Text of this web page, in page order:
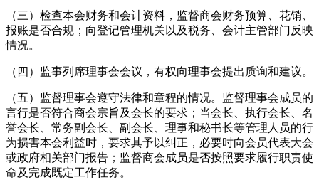
（三）检查本会财务和会计资料，监督商会财务预算、花销、
报账是否合规；向登记管理机关以及税务、会计主管部门反映
情况。
（四）监事列席理事会会议，有权向理事会提出质询和建议。
（五）监督理事会遵守法律和章程的情况。监督理事会成员的
言行是否符合商会宗旨及会长的要求；当会长、执行会长、名
誉会长、常务副会长、副会长、理事和秘书长等管理人员的行
为损害本会利益时，要求其予以纠正，必要时向会员代表大会
或政府相关部门报告；监督商会成员是否按照要求履行职责使
命及完成既定工作任务。